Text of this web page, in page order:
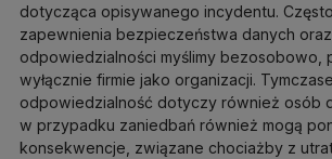
dotycząca opisywanego incydentu.
zapewnienia bezpieczeństwa danych
odpowiedzialności myślimy bezosobowo,
wyłącznie firmie jako organizacji.
odpowiedzialność dotyczy również osób
w przypadku zaniedbań również mogą
konsekwencje, związane chociażby z